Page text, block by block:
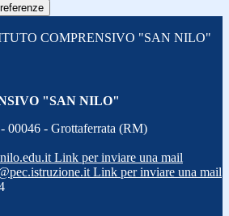
COMPRENSIVO "SAN NILO"
"SAN NILO"
00046 - Grottaferrata (RM)
Link per inviare una mail
Link per inviare una mail